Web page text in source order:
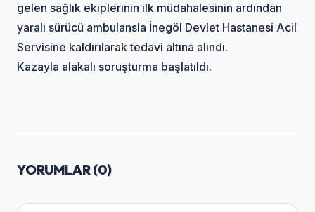
gelen sağlık ekiplerinin ilk müdahalesinin ardından
yaralı sürücü ambulansla İnegöl Devlet Hastanesi Acil
Servisine kaldırılarak tedavi altına alındı.
Kazayla alakalı soruşturma başlatıldı.
YORUMLAR (0)